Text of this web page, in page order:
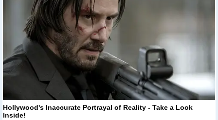
Hollywood's Inaccurate Portrayal of Reality - Take a Look
Inside!